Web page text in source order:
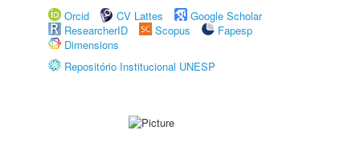
Orcid
CV Lattes
Google Scholar
ResearcherID
Scopus
Fapesp
Dimensions
Repositório Institucional UNESP